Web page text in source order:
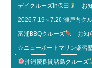
デイクルーズin保田 お
2026.7.19～7.20 瀬戸内ク
富浦BBQクルーズ お知
☆ニューポートマリン楽
沖縄慶良間諸島クルーズ